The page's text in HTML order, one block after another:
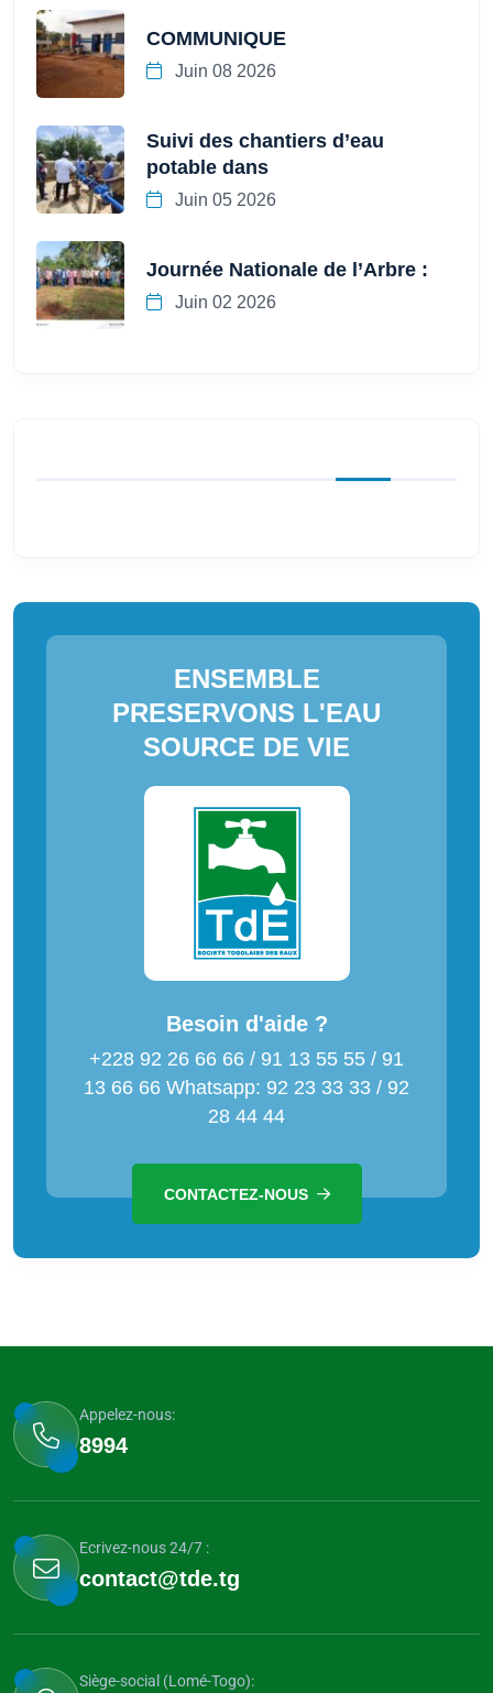
COMMUNIQUE
Juin 08 2026
Suivi des chantiers d’eau
potable dans
Juin 05 2026
Journée Nationale de l’Arbre :
Juin 02 2026
ENSEMBLE
PRESERVONS L'EAU
SOURCE DE VIE
Besoin d'aide ?
+228 92 26 66 66 / 91 13 55 55 / 91
13 66 66 Whatsapp: 92 23 33 33 / 92
28 44 44
CONTACTEZ-NOUS
Appelez-nous:
8994
Ecrivez-nous 24/7 :
contact@tde.tg
Siège-social (Lomé-Togo):